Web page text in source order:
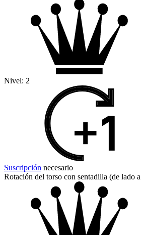
Nivel: 2
Suscripción necesario
Rotación del torso con sentadilla (de lado